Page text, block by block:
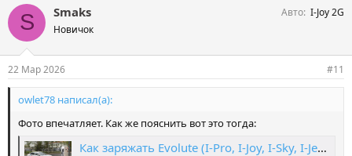
S Smaks
Новичок
Авто I-Joy 2G
22 Мар 2026 #11
owlet78 написал(а):
Фото впечатляет. Как же пояснить вот это тогда:
Как заряжать Evolute (I-Pro, I-Joy, I-Sky, I-Jet, I-Space, I-Van)